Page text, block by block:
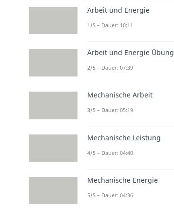
Arbeit und Energie
1/5 – Dauer: 10:11
Arbeit und Energie Übung
2/5 – Dauer: 07:39
Mechanische Arbeit
3/5 – Dauer: 05:19
Mechanische Leistung
4/5 – Dauer: 04:40
Mechanische Energie
5/5 – Dauer: 04:36